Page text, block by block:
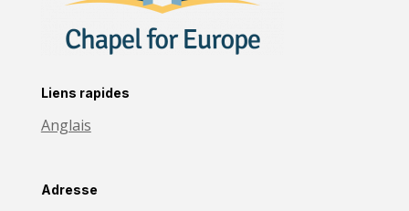
Liens rapides
Anglais
Adresse